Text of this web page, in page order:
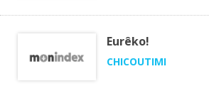
Eurêko!
CHICOUTIMI